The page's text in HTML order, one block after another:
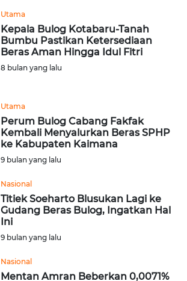
Utama
Kepala Bulog Kotabaru-Tanah
Bumbu Pastikan Ketersediaan
Beras Aman Hingga Idul Fitri
8 bulan yang lalu
Utama
Perum Bulog Cabang Fakfak
Kembali Menyalurkan Beras SPHP
ke Kabupaten Kaimana
9 bulan yang lalu
Nasional
Titiek Soeharto Blusukan Lagi ke
Gudang Beras Bulog, Ingatkan Hal
Ini
9 bulan yang lalu
Nasional
Mentan Amran Beberkan 0,0071%